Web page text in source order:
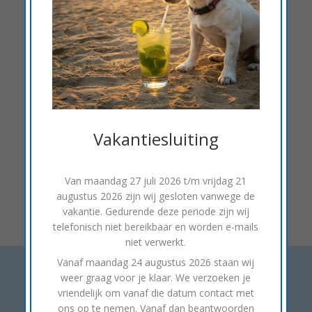
Handsfree 0plossingen
Vakantiesluiting
Van maandag 27 juli 2026 t/m vrijdag 21
augustus 2026 zijn wij gesloten vanwege de
vakantie. Gedurende deze periode zijn wij
telefonisch niet bereikbaar en worden e-mails
niet verwerkt.
Vanaf maandag 24 augustus 2026 staan wij
weer graag voor je klaar. We verzoeken je
vriendelijk om vanaf die datum contact met
ons op te nemen. Vanaf dan beantwoorden